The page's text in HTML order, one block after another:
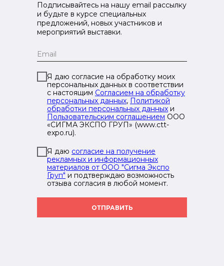
Подписывайтесь на нашу email рассылку
и будьте в курсе специальных
предложений, новых участников и
мероприятий выставки.
Я даю согласие на обработку моих
персональных данных в соответствии
с настоящим Согласием на обработку
персональных данных, Политикой
обработки персональных данных и
Пользовательским соглашением ООО
«СИГМА ЭКСПО ГРУП» (www.ctt-
expo.ru).
Я даю согласие на получение
рекламных и информационных
материалов от ООО "Сигма Экспо
Груп" и подтверждаю возможность
отзыва согласия в любой момент.
ОТПРАВИТЬ